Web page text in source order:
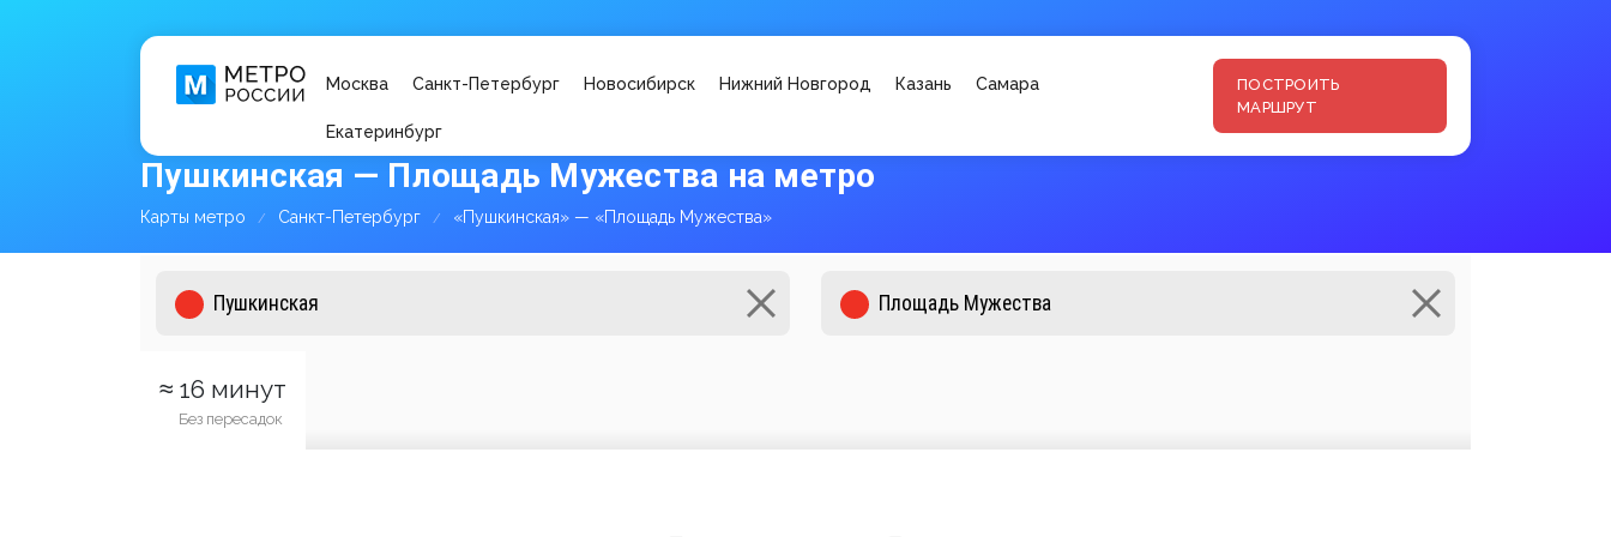
Москва Санкт-Петербург Новосибирск Нижний Новгород Казань Самара
Екатеринбург
ПОСТРОИТЬ
МАРШРУТ
Пушкинская — Площадь Мужества на метро
Карты метро Санкт-Петербург «Пушкинская» — «Площадь Мужества»
≈ 16 минут
Без пересадок